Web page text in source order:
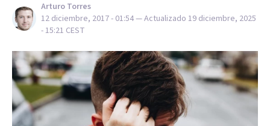
Arturo Torres
12 diciembre, 2017 - 01:54— Actualizado 19 diciembre, 2025
- 15:21 CEST